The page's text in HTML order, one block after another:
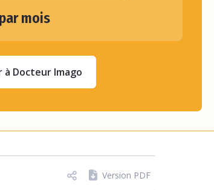
par mois
à Docteur Imago
Version PDF